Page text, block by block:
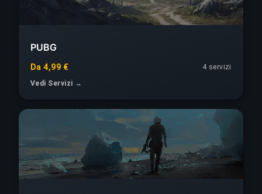
PUBG
Da 4,99 €
4 servizi
Vedi Servizi →